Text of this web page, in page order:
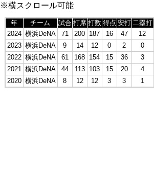
※横スクロール可能
年 チーム 試合 打席 打数 得点 安打 二塁打
2024 横浜DeNA 71 200 187 16 47 12
2023 横浜DeNA 9 14 12 0 2 0
2022 横浜DeNA 61 168 154 15 36 3
2021 横浜DeNA 44 113 103 15 20 4
2020 横浜DeNA 8 12 12 3 3 1